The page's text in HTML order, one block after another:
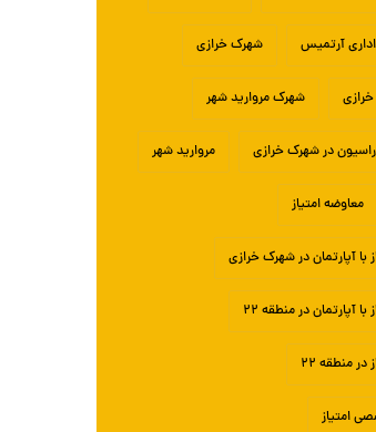
آرتمیس شهرک خرازی
شهرک مروارید شهر
در شهرک خرازی مروارید شهر
معاوضه امتیاز
با آپارتمان در شهرک خرازی
آپارتمان در منطقه ۲۲
منطقه ۲۲
امتیاز